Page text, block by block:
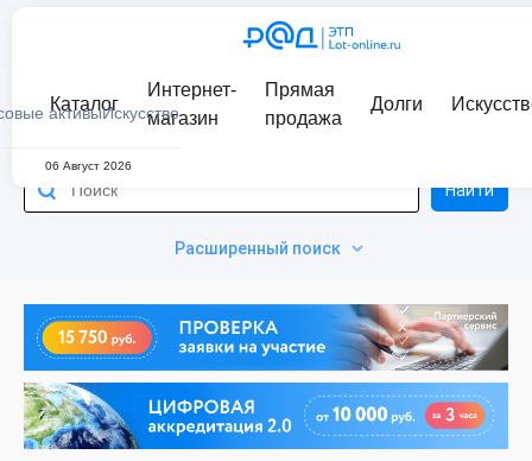
активыИскусство
Каталог
Интернет-
магазин
Прямая
продажа
Долги
06 Август 2026
Расширенный поиск
Найти